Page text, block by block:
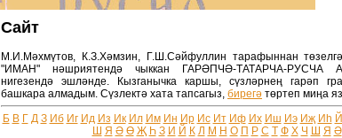
Сайт
М.И.Мәхмүтов, К.З.Хәмзин, Г.Ш.Сәйфуллин тарафыннан
"ИМАН" нәшриятендә чыккан ГАРӘПЧӘ-ТАТАРЧА-РУСЧА
нигезендә эшләнде. Кызганычка каршы, сүзләрнең гарәп
башкара алмадым. Сүзлектә хата тапсагыз, бирегә төртеп миңа
Б В Г Д З Иб Иг Ид Из Ик Ил Им Ин Ир Ис Ит Иф Их Иш Иэ Иҗ Иһ Й
Ш Я Ә Ө Җ Һ З И Й К Л М Н О П Р С Т Ф Х Ч Ш Я Ә